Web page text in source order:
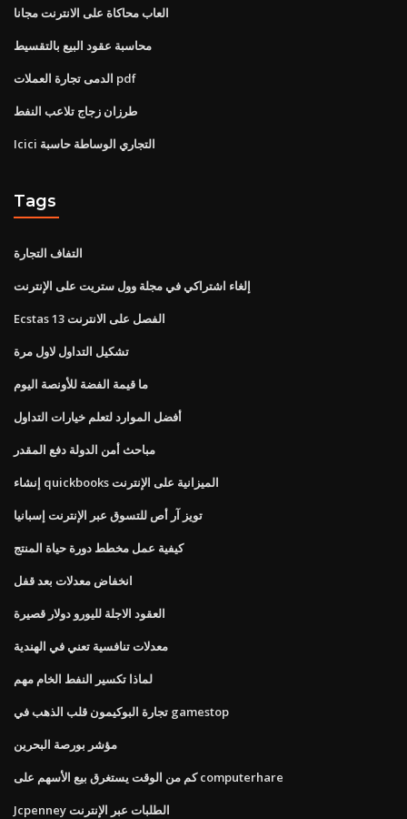
العاب محاكاة على الانترنت مجانا
محاسبة عقود البيع بالتقسيط
الدمى تجارة العملات pdf
طرزان زجاج تلاعب النفط
Icici التجاري الوساطة حاسبة
Tags
التفاف التجارة
إلغاء اشتراكي في مجلة وول ستريت على الإنترنت
Ecstas الفصل على الانترنت 13
تشكيل التداول لاول مرة
ما قيمة الفضة للأونصة اليوم
أفضل الموارد لتعلم خيارات التداول
مباحث أمن الدولة دفع المقدر
إنشاء quickbooks الميزانية على الإنترنت
تويز آر أص للتسوق عبر الإنترنت إسبانيا
كيفية عمل مخطط دورة حياة المنتج
انخفاض معدلات بعد قفل
العقود الاجلة لليورو دولار قصيرة
معدلات تنافسية تعني في الهندية
لماذا تكسير النفط الخام مهم
تجارة البوكيمون قلب الذهب في gamestop
مؤشر بورصة البحرين
كم من الوقت يستغرق بيع الأسهم على computerhare
Jcpenney الطلبات عبر الإنترنت